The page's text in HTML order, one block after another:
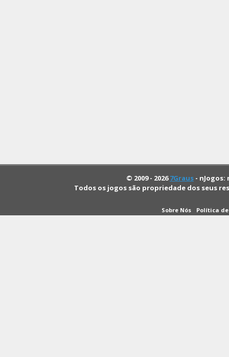
© 2009 - 20267Graus -
Todos os jogos são propriedade dos seus
Sobre Nós Política